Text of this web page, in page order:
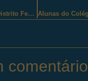
Polícia Militar do Distrito Federal homenageou o Corpo de Bombeiros Militares do Distrito Federal
comentário